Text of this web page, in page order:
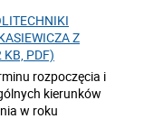
Z
PDF)
rozpoczęcia i
kierunków
w roku